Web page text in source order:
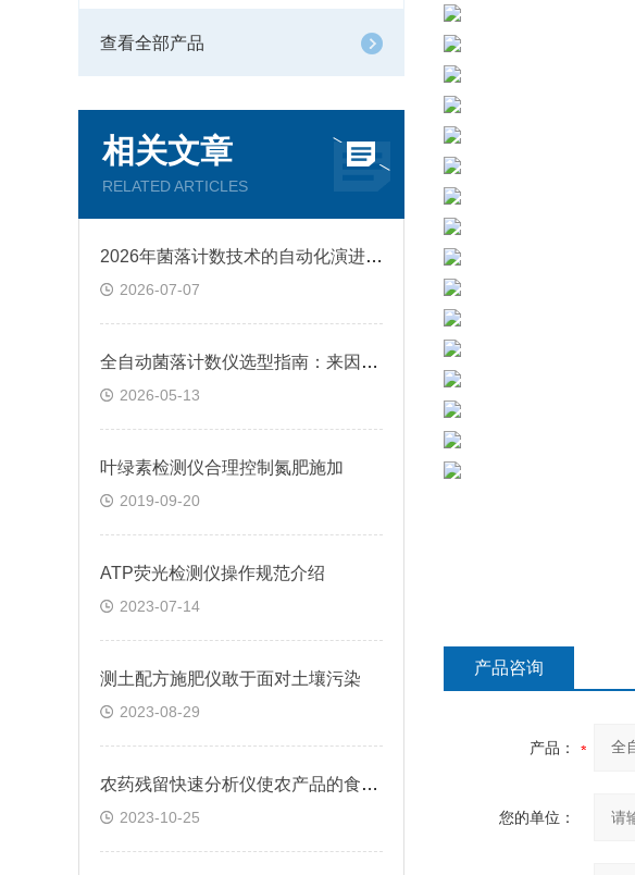
查看全部产品
相关文章
RELATED ARTICLES
2026年菌落计数技术的自动化演进与菌落计数仪选型指南
2026-07-07
全自动菌落计数仪选型指南：来因科技全系列菌落计数器怎么选
2026-05-13
叶绿素检测仪合理控制氮肥施加
2019-09-20
ATP荧光检测仪操作规范介绍
2023-07-14
测土配方施肥仪敢于面对土壤污染
2023-08-29
农药残留快速分析仪使农产品的食品安全更有保障
2023-10-25
产品咨询
产品：
您的单位：